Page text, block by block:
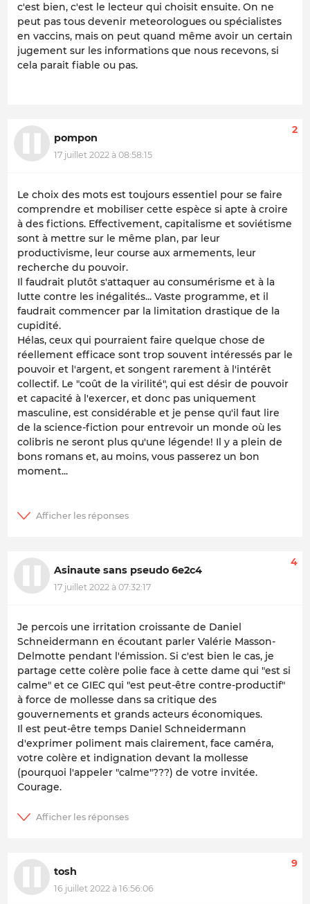
c'est bien, c'est le lecteur qui choisit ensuite. On ne
peut pas tous devenir meteorologues ou spécialistes
en vaccins, mais on peut quand même avoir un certain
jugement sur les informations que nous recevons, si
cela parait fiable ou pas.
pompon
17 juillet 2022 à 08:58:15
2
Le choix des mots est toujours essentiel pour se faire
comprendre et mobiliser cette espèce si apte à croire
à des fictions. Effectivement, capitalisme et soviétisme
sont à mettre sur le même plan, par leur
productivisme, leur course aux armements, leur
recherche du pouvoir.
Il faudrait plutôt s'attaquer au consumérisme et à la
lutte contre les inégalités... Vaste programme, et il
faudrait commencer par la limitation drastique de la
cupidité.
Hélas, ceux qui pourraient faire quelque chose de
réellement efficace sont trop souvent intéressés par le
pouvoir et l'argent, et songent rarement à l'intérêt
collectif. Le "coût de la virilité", qui est désir de pouvoir
et capacité à l'exercer, et donc pas uniquement
masculine, est considérable et je pense qu'il faut lire
de la science-fiction pour entrevoir un monde où les
colibris ne seront plus qu'une légende! Il y a plein de
bons romans et, au moins, vous passerez un bon
moment...
Asinaute sans pseudo 6e2c4
17 juillet 2022 à 07:32:17
4
Je percois une irritation croissante de Daniel
Schneidermann en écoutant parler Valérie Masson-
Delmotte pendant l'émission. Si c'est bien le cas, je
partage cette colère polie face à cette dame qui "est si
calme" et ce GIEC qui "est peut-être contre-productif"
à force de mollesse dans sa critique des
gouvernements et grands acteurs économiques.
Il est peut-être temps Daniel Schneidermann
d'exprimer poliment mais clairement, face caméra,
votre colère et indignation devant la mollesse
(pourquoi l'appeler "calme"???) de votre invitée.
Courage.
tosh
16 juillet 2022 à 16:56:06
9